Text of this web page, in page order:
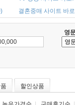
결혼중매 사이트 바
영
할인상품